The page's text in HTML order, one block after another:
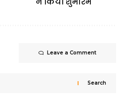
Leave a Comment
Search